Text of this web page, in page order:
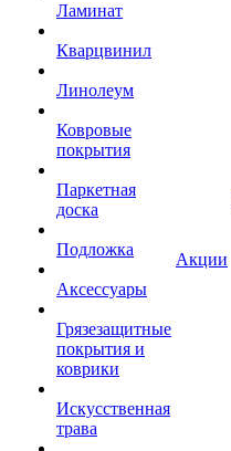
Ламинат
Кварцвинил
Линолеум
Ковровые
покрытия
Паркетная
доска
Подложка
Аксессуары
Грязезащитные
покрытия и
коврики
Искусственная
трава
Акции